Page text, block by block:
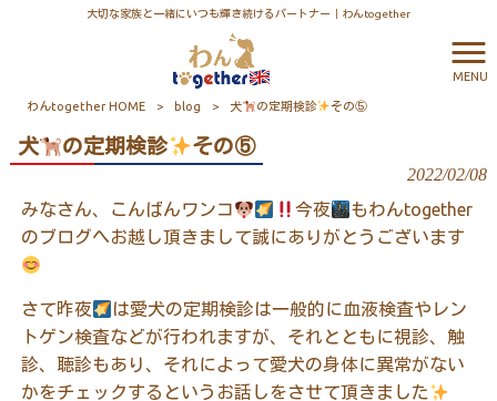
大切な家族と一緒にいつも輝き続けるパートナー｜わんtogether
MENU
わんtogether HOME > blog > 犬 の定期検診 その⑤
犬 の定期検診 その⑤
2022/02/08
みなさん、こんばんワンコ 今夜 もわんtogether
のブログへお越し頂きまして誠にありがとうございます
さて昨夜
は愛犬の定期検診は一般的に血液検査やレン
トゲン検査などが行われますが、それとともに視診、触
診、聴診もあり、それによって愛犬の身体に異常がない
かをチェックするというお話しをさせて頂きました